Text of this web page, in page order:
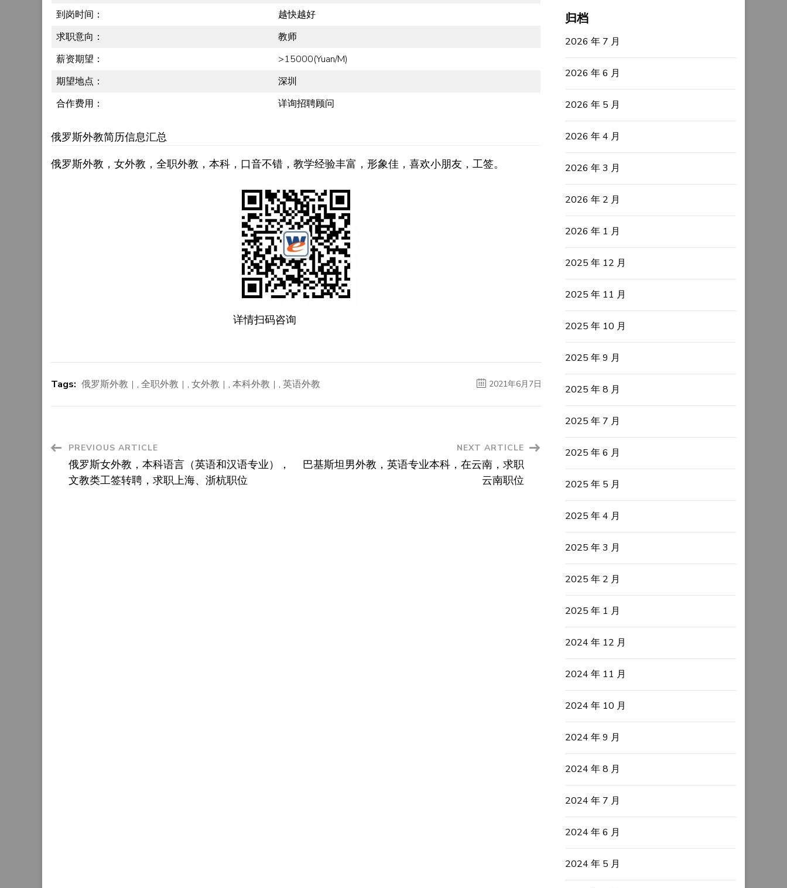
到岗时间：
越快越好
求职意向：
教师
薪资期望：
>15000(Yuan/M)
期望地点：
深圳
合作费用：
详询招聘顾问
俄罗斯外教简历信息汇总
俄罗斯外教，女外教，全职外教，本科，口音不错，教学经验丰富，形象佳，喜欢小朋友，工签。
详情扫码咨询
Tags: 俄罗斯外教 , 全职外教 , 女外教 , 本科外教 , 英语外教 2021年6月7日
Post
Navigation
PREVIOUS ARTICLE
俄罗斯女外教，本科语言（英语和汉语专业），
文教类工签转聘，求职上海、浙杭职位
NEXT ARTICLE
巴基斯坦男外教，英语专业本科，在云南，求职
云南职位
归档
2026 年 7 月
2026 年 6 月
2026 年 5 月
2026 年 4 月
2026 年 3 月
2026 年 2 月
2026 年 1 月
2025 年 12 月
2025 年 11 月
2025 年 10 月
2025 年 9 月
2025 年 8 月
2025 年 7 月
2025 年 6 月
2025 年 5 月
2025 年 4 月
2025 年 3 月
2025 年 2 月
2025 年 1 月
2024 年 12 月
2024 年 11 月
2024 年 10 月
2024 年 9 月
2024 年 8 月
2024 年 7 月
2024 年 6 月
2024 年 5 月